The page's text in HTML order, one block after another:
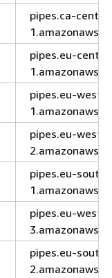
pipes.ca-
pipes.eu-
pipes.eu-west-
pipes.eu-west-
pipes.eu-south-
pipes.eu-west-
pipes.eu-south-